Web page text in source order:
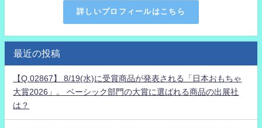
詳しいプロフィールはこちら
最近の投稿
【Q.02867】 8/19(水)に受賞商品が発表される「日本おもちゃ
大賞2026」。 ベーシック部門の大賞に選ばれる商品の出展社
は？